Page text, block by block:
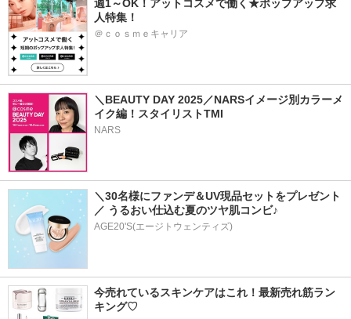
週1～OK！アットコスメで働く★ポップアップ求
人特集！
＠ｃｏｓｍｅキャリア
＼BEAUTY DAY 2025／NARSイメージ別カラーメ
イク編！スタイリストTMI
NARS
＼30名様にファンデ＆UV現品セットをプレゼント
／ うるおい仕込む夏のツヤ肌コンビ♪
AGE20'S(エージトウェンティズ)
今売れているスキンケアはこれ！最新売れ筋ラン
キング♡